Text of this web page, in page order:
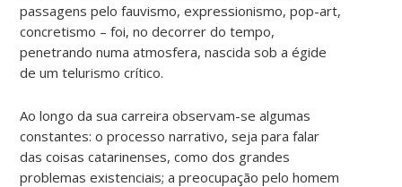
passagens pelo fauvismo, expressionismo, pop-art,
concretismo – foi, no decorrer do tempo,
penetrando numa atmosfera, nascida sob a égide
de um telurismo crítico.
Ao longo da sua carreira observam-se algumas
constantes: o processo narrativo, seja para falar
das coisas catarinenses, como dos grandes
problemas existenciais; a preocupação pelo homem